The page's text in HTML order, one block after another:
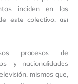
inciden en las
este colectivo, así
procesos de
y nacionalidades
mismos que,